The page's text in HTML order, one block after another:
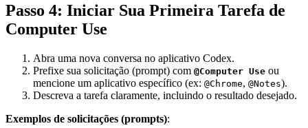
Passo 4: Iniciar Sua Primeira Tarefa de
Computer Use
Abra uma nova conversa no aplicativo Codex.
Prefixe sua solicitação (prompt) com @Computer Use ou
mencione um aplicativo específico (ex: @Chrome, @Notes).
Descreva a tarefa claramente, incluindo o resultado desejado.
Exemplos de solicitações (prompts):